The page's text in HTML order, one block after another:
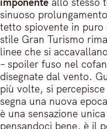
sinuoso
tetto spiovente in puro
stile Gran Turismo
linee che si
– spoiler fuso nel
disegnate dal vento.
più volte, si
segna una nuova
è una sensazione
pensandoci bene, è il